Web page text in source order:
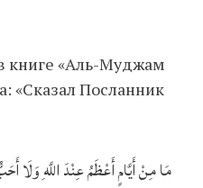
книге «Аль-Муджам
«Сказал Посланник
مَا مِنْ أَيَّامٍ أَعْظَمُ عِنْدَ اللَّهِ وَلَا